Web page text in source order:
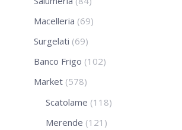
Macelleria (69)
Surgelati (69)
Banco Frigo (102)
Market (578)
Scatolame (118)
Merende (121)